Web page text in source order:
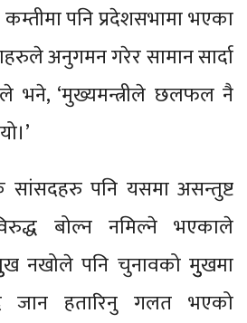
पनि प्रदेशसभामा भएका
अनुगमन गरेर सामान सार्दा
भने, ‘मुख्यमन्त्रीले छलफल नै
सांसदहरु पनि यसमा असन्तुष्ट
बोल्न नमिल्ने भएकाले
नखोले पनि चुनावको मुुखमा
जान हतारिनु गलत भएको